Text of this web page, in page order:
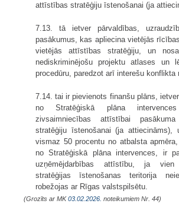
attīstības stratēģiju īstenošanai (ja
7.13. tā ietver pārvaldības,
pasākumus, kas apliecina vietējās
vietējās attīstības stratēģiju, un
nediskriminējošu projektu atlases un
procedūru, paredzot arī interešu konflikta
7.14. tai ir pievienots finanšu plāns,
no Stratēģiskā plāna
zivsaimniecības attīstībai
stratēģiju īstenošanai (ja attiecināms),
vismaz 50 procentu no atbalsta
no Stratēģiskā plāna intervences, ir
uzņēmējdarbības attīstību, ja
stratēģijas īstenošanas teritorija
robežojas ar Rīgas valstspilsētu.
(Grozīts ar MK03.02.2026. noteikumiem Nr. 44)